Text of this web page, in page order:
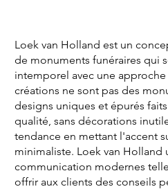
Loek van Holland est un
de monuments funéraires qui
intemporel avec une approche
créations ne sont pas des
designs uniques et épurés
qualité, sans décorations
tendance en mettant l'accent
minimaliste. Loek van
communication modernes
offrir aux clients des conseils